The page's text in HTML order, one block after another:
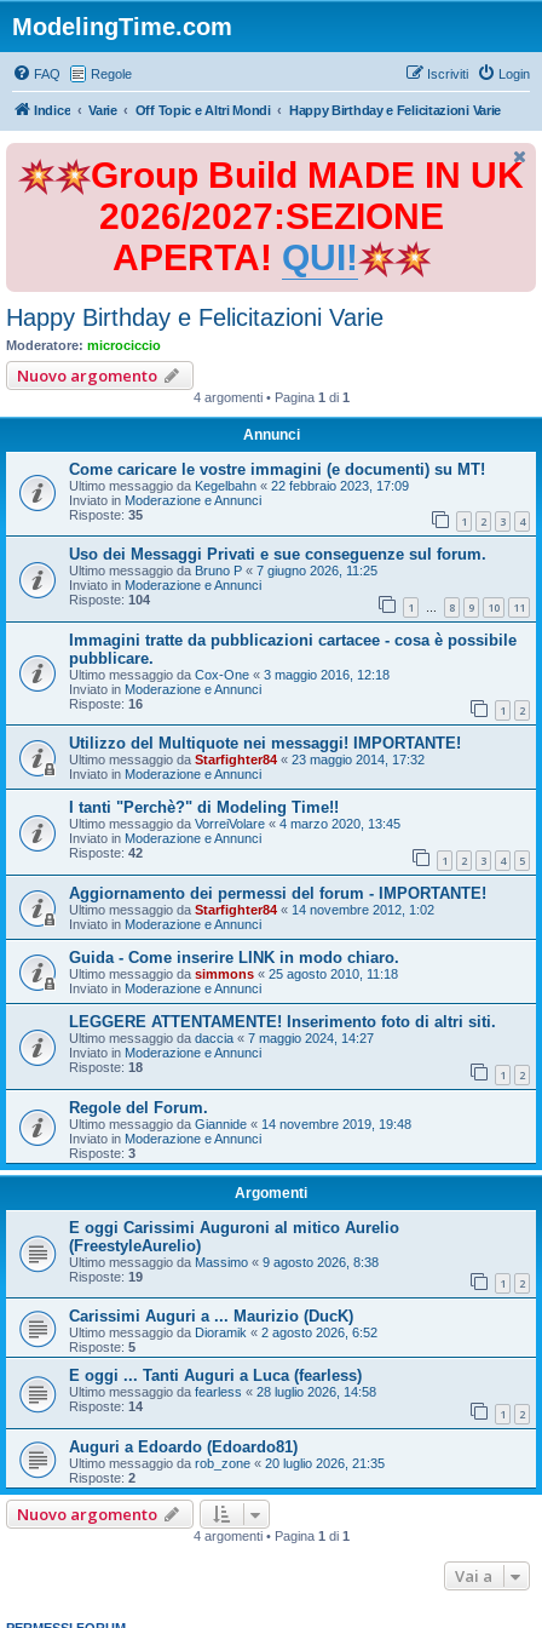
ModelingTime.com
FAQ Regole Login
Iscriviti
Indice Varie Off Topic e Altri Mondi Happy Birthday e Felicitazioni Varie
Group Build MADE IN UK
2026/2027:SEZIONE
APERTA! QUI!
Happy Birthday e Felicitazioni Varie
Moderatore: microciccio
Nuovo argomento
4 argomenti • Pagina 1 di 1
Annunci
Come caricare le vostre immagini (e documenti) su MT!
Ultimo messaggio da Kegelbahn « 22 febbraio 2023, 17:09
Inviato in Moderazione e Annunci
Risposte: 35 1 2 3 4
Uso dei Messaggi Privati e sue conseguenze sul forum.
Ultimo messaggio da Bruno P « 7 giugno 2026, 11:25
Inviato in Moderazione e Annunci
Risposte: 104 1 … 8 9 10 11
Immagini tratte da pubblicazioni cartacee - cosa è possibile
pubblicare.
Ultimo messaggio da Cox-One « 3 maggio 2016, 12:18
Inviato in Moderazione e Annunci
Risposte: 16 1 2
Utilizzo del Multiquote nei messaggi! IMPORTANTE!
Ultimo messaggio da Starfighter84 « 23 maggio 2014, 17:32
Inviato in Moderazione e Annunci
I tanti "Perchè?" di Modeling Time!!
Ultimo messaggio da VorreiVolare « 4 marzo 2020, 13:45
Inviato in Moderazione e Annunci
Risposte: 42 1 2 3 4 5
Aggiornamento dei permessi del forum - IMPORTANTE!
Ultimo messaggio da Starfighter84 « 14 novembre 2012, 1:02
Inviato in Moderazione e Annunci
Guida - Come inserire LINK in modo chiaro.
Ultimo messaggio da simmons « 25 agosto 2010, 11:18
Inviato in Moderazione e Annunci
LEGGERE ATTENTAMENTE! Inserimento foto di altri siti.
Ultimo messaggio da daccia « 7 maggio 2024, 14:27
Inviato in Moderazione e Annunci
Risposte: 18 1 2
Regole del Forum.
Ultimo messaggio da Giannide « 14 novembre 2019, 19:48
Inviato in Moderazione e Annunci
Risposte: 3
Argomenti
E oggi Carissimi Auguroni al mitico Aurelio
(FreestyleAurelio)
Ultimo messaggio da Massimo « 9 agosto 2026, 8:38
Risposte: 19 1 2
Carissimi Auguri a ... Maurizio (DucK)
Ultimo messaggio da Dioramik « 2 agosto 2026, 6:52
Risposte: 5
E oggi ... Tanti Auguri a Luca (fearless)
Ultimo messaggio da fearless « 28 luglio 2026, 14:58
Risposte: 14 1 2
Auguri a Edoardo (Edoardo81)
Ultimo messaggio da rob_zone « 20 luglio 2026, 21:35
Risposte: 2
Nuovo argomento
4 argomenti • Pagina 1 di 1
Vai a